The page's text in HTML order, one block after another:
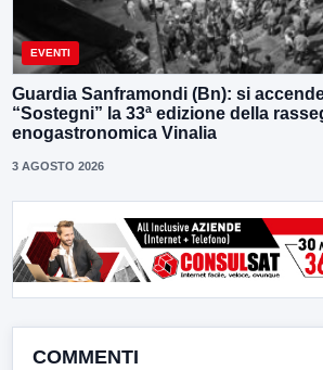
EVENTI
Guardia Sanframondi (Bn): si
“Sostegni” la 33ª edizione della
enogastronomica Vinalia
3 AGOSTO 2026
COMMENTI